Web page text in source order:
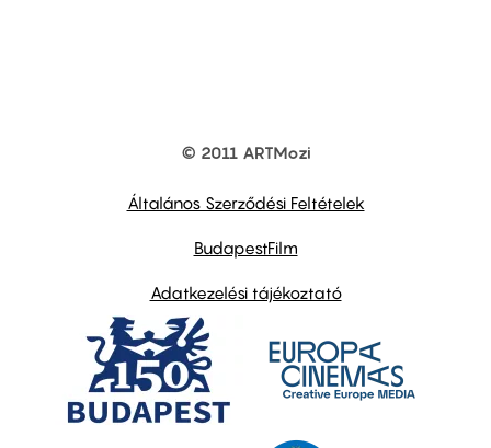
© 2011 ARTMozi
Általános Szerződési Feltételek
BudapestFilm
Adatkezelési tájékoztató